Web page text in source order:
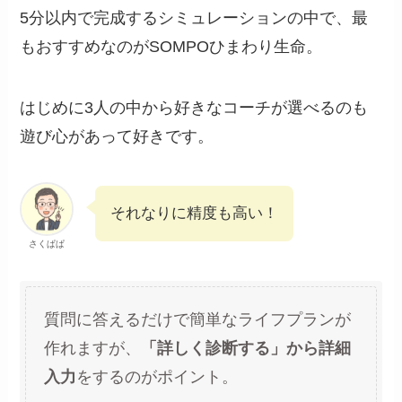
5分以内で完成するシミュレーションの中で、最
もおすすめなのがSOMPOひまわり生命。
はじめに3人の中から好きなコーチが選べるのも
遊び心があって好きです。
さくぱぱ
それなりに精度も高い！
質問に答えるだけで簡単なライフプランが
作れますが、
「詳しく診断する」から詳細
入力 をするのがポイント。